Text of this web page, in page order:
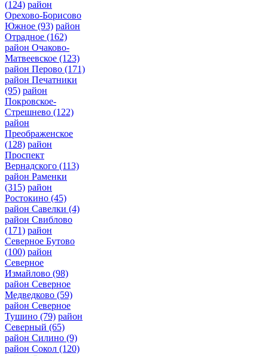
(124) район
Орехово-Борисово
Южное (93) район
Отрадное (162)
район Очаково-
Матвеевское (123)
район Перово (171)
район Печатники
(95) район
Покровское-
Стрешнево (122)
район
Преображенское
(128) район
Проспект
Вернадского (113)
район Раменки
(315) район
Ростокино (45)
район Савелки (4)
район Свиблово
(171) район
Северное Бутово
(100) район
Северное
Измайлово (98)
район Северное
Медведково (59)
район Северное
Тушино (79) район
Северный (65)
район Силино (9)
район Сокол (120)